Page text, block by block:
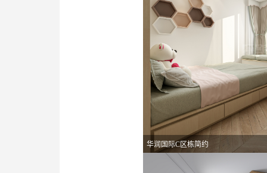
华润国际C区栋简约